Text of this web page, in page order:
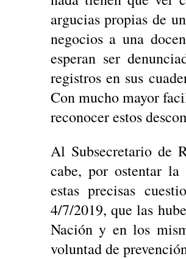
argucias propias de
negocios a una
esperan ser
registros en sus
Con mucho mayor
reconocer estos
Al Subsecretario de
cabe, por ostentar
estas precisas
4/7/2019, que las
Nación y en los
voluntad de